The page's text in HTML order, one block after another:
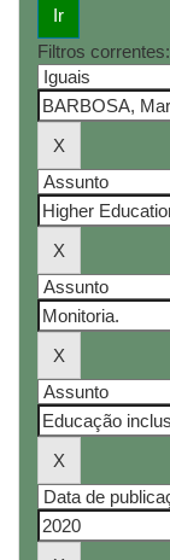
Filtros correntes: